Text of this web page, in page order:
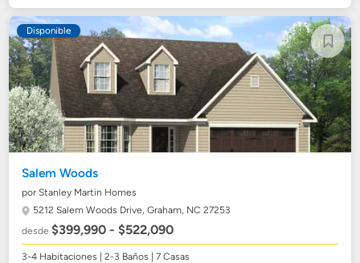
Disponible
Salem Woods
por Stanley Martin Homes
5212 Salem Woods Drive,Graham, NC 27253
desde$399,990 - $522,090
3-4 Habitaciones | 2-3 Baños | 7 Casas